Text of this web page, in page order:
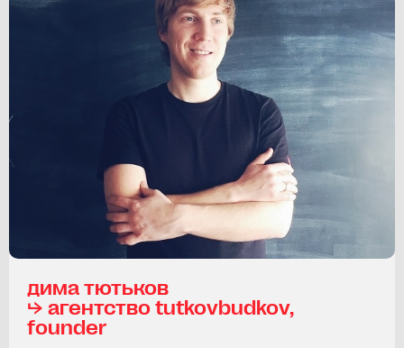
дима тютьков
⮡ агентство tutkovbudkov,
founder